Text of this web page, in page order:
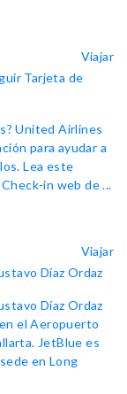
Viajar
Tarjeta de
United Airlines
para ayudar a
Lea este
in web de ...
Viajar
Díaz Ordaz
Díaz Ordaz
el Aeropuerto
JetBlue es
en Long